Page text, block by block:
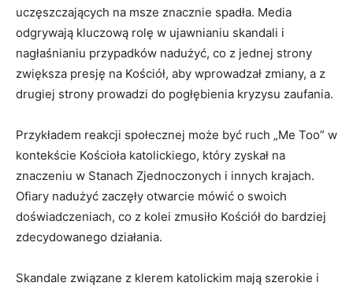
uczęszczających na msze znacznie spadła. Media
odgrywają kluczową rolę w ujawnianiu skandali i
nagłaśnianiu przypadków nadużyć, co z jednej strony
zwiększa presję na Kościół, aby wprowadzał zmiany, a z
drugiej strony prowadzi do pogłębienia kryzysu zaufania.
Przykładem reakcji społecznej może być ruch „Me Too” w
kontekście Kościoła katolickiego, który zyskał na
znaczeniu w Stanach Zjednoczonych i innych krajach.
Ofiary nadużyć zaczęły otwarcie mówić o swoich
doświadczeniach, co z kolei zmusiło Kościół do bardziej
zdecydowanego działania.
Skandale związane z klerem katolickim mają szerokie i